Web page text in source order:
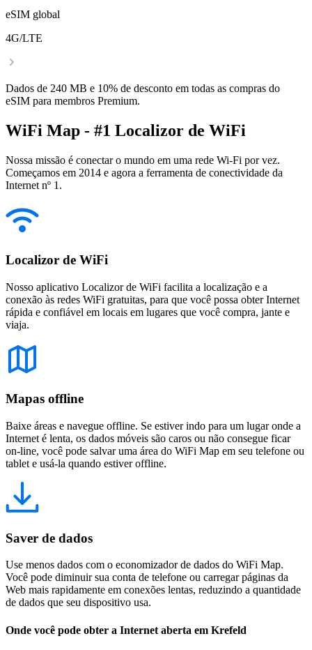
eSIM global
4G/LTE
Dados de 240 MB e 10% de desconto em todas as compras do
eSIM para membros Premium.
WiFi Map - #1 Localizor de WiFi
Nossa missão é conectar o mundo em uma rede Wi-Fi por vez.
Começamos em 2014 e agora a ferramenta de conectividade da
Internet nº 1.
Localizor de WiFi
Nosso aplicativo Localizor de WiFi facilita a localização e a
conexão às redes WiFi gratuitas, para que você possa obter Internet
rápida e confiável em locais em lugares que você compra, jante e
viaja.
Mapas offline
Baixe áreas e navegue offline. Se estiver indo para um lugar onde a
Internet é lenta, os dados móveis são caros ou não consegue ficar
on-line, você pode salvar uma área do WiFi Map em seu telefone ou
tablet e usá-la quando estiver offline.
Saver de dados
Use menos dados com o economizador de dados do WiFi Map.
Você pode diminuir sua conta de telefone ou carregar páginas da
Web mais rapidamente em conexões lentas, reduzindo a quantidade
de dados que seu dispositivo usa.
Onde você pode obter a Internet aberta em Krefeld